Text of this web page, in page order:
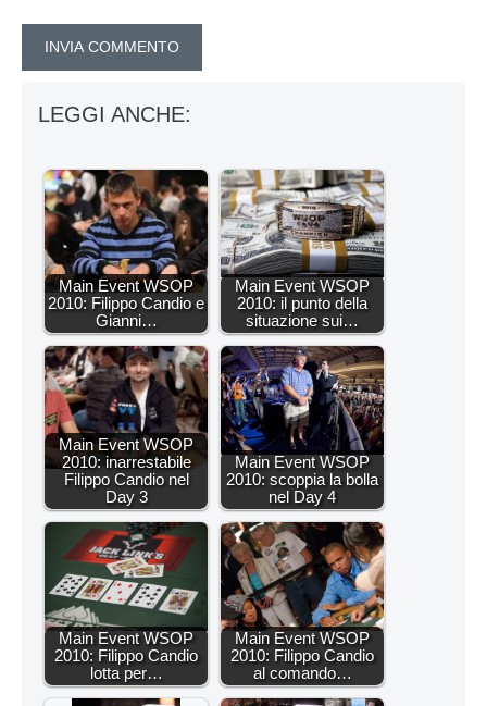
LEGGI ANCHE:
Main Event WSOP
2010: Filippo Candio e
Gianni…
Main Event WSOP
2010: il punto della
situazione sui…
Main Event WSOP
2010: inarrestabile
Filippo Candio nel
Day 3
Main Event WSOP
2010: scoppia la bolla
nel Day 4
Main Event WSOP
2010: Filippo Candio
lotta per…
Main Event WSOP
2010: Filippo Candio
al comando…